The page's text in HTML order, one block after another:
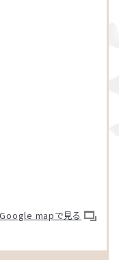
Google mapで見る